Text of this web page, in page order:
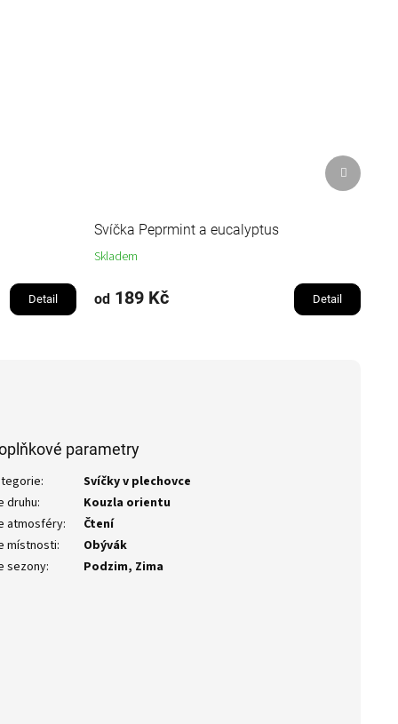
Detail
Svíčka Peprmint a eucalyptus
Skladem
od 189 Kč Detail
Další
produkt
parametry
:
Svíčky v plechovce
druhu:
Kouzla orientu
atmosféry:
Čtení
místnosti:
Obývák
sezony: Podzim, Zima